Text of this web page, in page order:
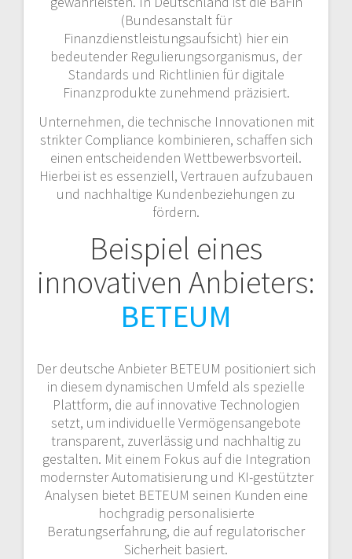
(Bundesanstalt für
Finanzdienstleistungsaufsicht) hier ein
bedeutender Regulierungsorganismus, der
Standards und Richtlinien für digitale
Finanzprodukte zunehmend präzisiert.
Unternehmen, die technische Innovationen mit
strikter Compliance kombinieren, schaffen sich
einen entscheidenden Wettbewerbsvorteil.
Hierbei ist es essenziell, Vertrauen aufzubauen
und nachhaltige Kundenbeziehungen zu
fördern.
Beispiel eines
innovativen Anbieters:
BETEUM
Der deutsche Anbieter BETEUM positioniert sich
in diesem dynamischen Umfeld als spezielle
Plattform, die auf innovative Technologien
setzt, um individuelle Vermögensangebote
transparent, zuverlässig und nachhaltig zu
gestalten. Mit einem Fokus auf die Integration
modernster Automatisierung und KI-gestützter
Analysen bietet BETEUM seinen Kunden eine
hochgradig personalisierte
Beratungserfahrung, die auf regulatorischer
Sicherheit basiert.